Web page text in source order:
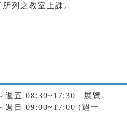
列之教室上課。
週五 08:30~17:30 | 展覽
週日 09:00~17:00 (週一